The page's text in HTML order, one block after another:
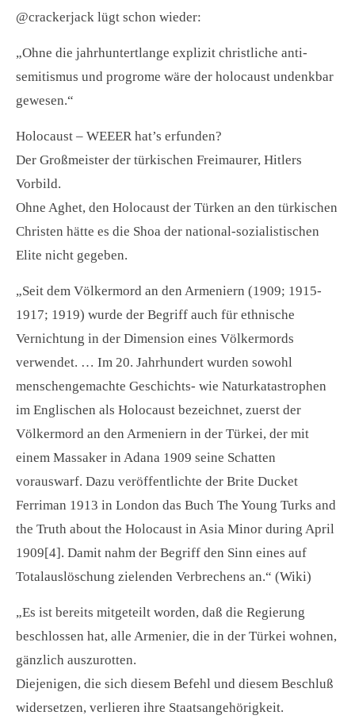
@crackerjack lügt schon wieder:
„Ohne die jahrhuntertlange explizit christliche anti-
semitismus und progrome wäre der holocaust undenkbar
gewesen.“
Holocaust – WEEER hat’s erfunden?
Der Großmeister der türkischen Freimaurer, Hitlers
Vorbild.
Ohne Aghet, den Holocaust der Türken an den türkischen
Christen hätte es die Shoa der national-sozialistischen
Elite nicht gegeben.
„Seit dem Völkermord an den Armeniern (1909; 1915-
1917; 1919) wurde der Begriff auch für ethnische
Vernichtung in der Dimension eines Völkermords
verwendet. … Im 20. Jahrhundert wurden sowohl
menschengemachte Geschichts- wie Naturkatastrophen
im Englischen als Holocaust bezeichnet, zuerst der
Völkermord an den Armeniern in der Türkei, der mit
einem Massaker in Adana 1909 seine Schatten
vorauswarf. Dazu veröffentlichte der Brite Ducket
Ferriman 1913 in London das Buch The Young Turks and
the Truth about the Holocaust in Asia Minor during April
1909[4]. Damit nahm der Begriff den Sinn eines auf
Totalauslöschung zielenden Verbrechens an.“ (Wiki)
„Es ist bereits mitgeteilt worden, daß die Regierung
beschlossen hat, alle Armenier, die in der Türkei wohnen,
gänzlich auszurotten.
Diejenigen, die sich diesem Befehl und diesem Beschluß
widersetzen, verlieren ihre Staatsangehörigkeit.